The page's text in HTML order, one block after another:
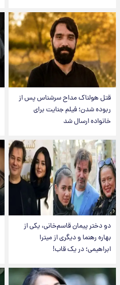
قتل هولناک مداح سرشناس پس از
ربوده شدن؛ فیلم جنایت برای
خانواده ارسال شد
دو دختر پیمان قاسم‌خانی، یکی از
بهاره رهنما و دیگری از میترا
ابراهیمی؛ در یک قاب!